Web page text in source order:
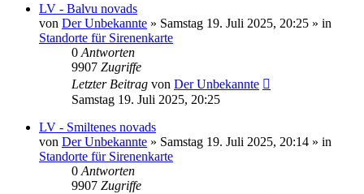
LV - Balvu novads
von Der Unbekannte » Samstag 19. Juli 2025, 20:25 » in
Standorte für Sirenenkarte
0 Antworten
9907 Zugriffe
Letzter Beitrag von Der Unbekannte
Samstag 19. Juli 2025, 20:25
LV - Smiltenes novads
von Der Unbekannte » Samstag 19. Juli 2025, 20:14 » in
Standorte für Sirenenkarte
0 Antworten
9907 Zugriffe